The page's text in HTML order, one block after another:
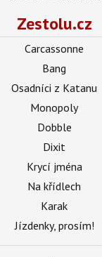
Zestolu.cz
Carcassonne
Bang
Osadníci z Katanu
Monopoly
Dobble
Dixit
Krycí jména
Na křídlech
Karak
Jízdenky, prosím!